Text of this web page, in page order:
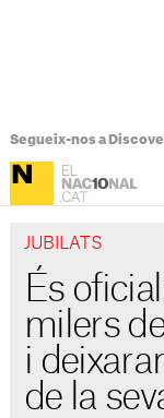
Segueix-nos a
JUBILATS
És
milers
i
de la